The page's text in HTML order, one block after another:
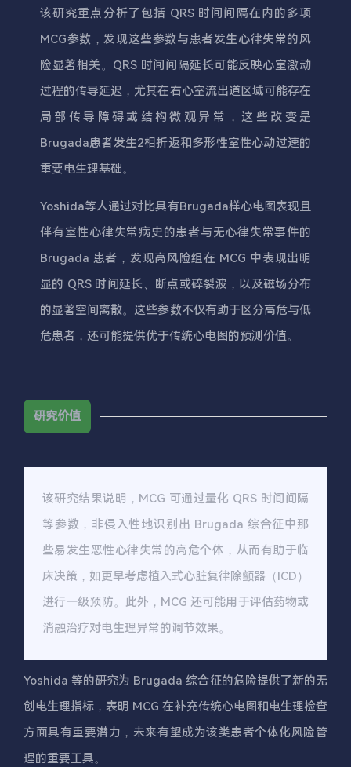
该研究重点分析了包括 QRS 时间间隔在内的多项
MCG参数，发现这些参数与患者发生心律失常的风
险显著相关。QRS 时间间隔延长可能反映心室激动
过程的传导延迟，尤其在右心室流出道区域可能存在
局部传导障碍或结构微观异常，这些改变是
Brugada患者发生2相折返和多形性室性心动过速的
重要电生理基础。
Yoshida等人通过对比具有Brugada样心电图表现且
伴有室性心律失常病史的患者与无心律失常事件的
Brugada 患者，发现高风险组在 MCG 中表现出明
显的 QRS 时间延长、断点或碎裂波，以及磁场分布
的显著空间离散。这些参数不仅有助于区分高危与低
危患者，还可能提供优于传统心电图的预测价值。
研究价值
该研究结果说明，MCG 可通过量化 QRS 时间间隔
等参数，非侵入性地识别出 Brugada 综合征中那
些易发生恶性心律失常的高危个体，从而有助于临
床决策，如更早考虑植入式心脏复律除颤器（ICD）
进行一级预防。此外，MCG 还可能用于评估药物或
消融治疗对电生理异常的调节效果。
Yoshida 等的研究为 Brugada 综合征的危险提供了新的无
创电生理指标，表明 MCG 在补充传统心电图和电生理检查
方面具有重要潜力，未来有望成为该类患者个体化风险管
理的重要工具。